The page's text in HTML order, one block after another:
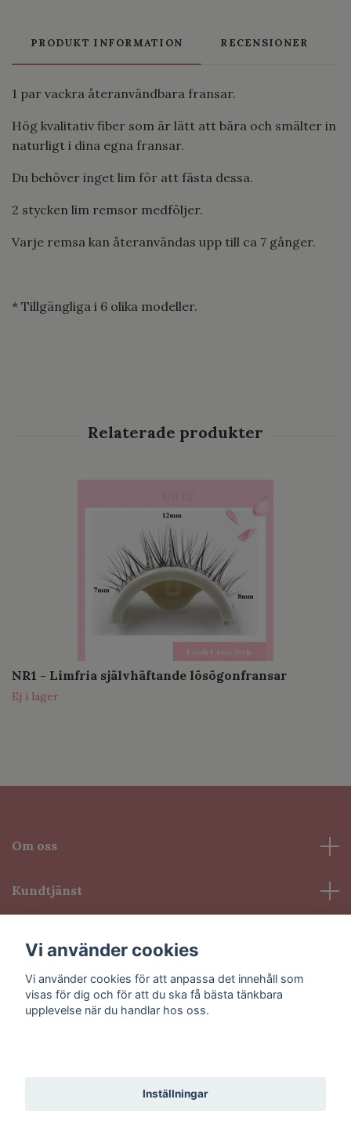
PRODUKT INFORMATION RECENSIONER
1 par vackra återanvändbara fransar.
Hög kvalitativ fiber som är lätt att bära och smälter in
naturligt i dina egna fransar.
Du behöver inget lim för att fästa dessa.
2 stycken lim remsor medföljer.
Varje remsa kan återanvändas upp till ca 7 gånger.
* Tillgängliga i 6 olika modeller.
NR1 - Limfria självhäftande lösögonfransar
Ej i lager
Om oss
Kundtjänst
Sociala medier
© 2026 VioLash
Vi använder cookies
Vi använder cookies för att anpassa det innehåll som
visas för dig och för att du ska få bästa tänkbara
upplevelse när du handlar hos oss.
Inställningar